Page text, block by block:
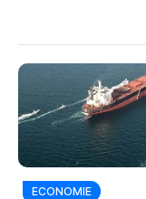
ECONOMIE